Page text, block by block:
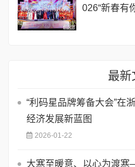
026“新春有
最新
​“利码星品牌筹备大会”在
经济发展新蓝图
2026-01-22
大寒至暖意、以心为渡